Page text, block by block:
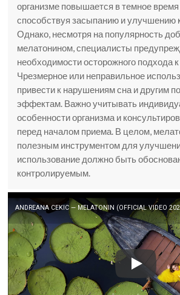
организме повышается в темное время
способствуя засыпанию и улучшению
Однако, несмотря на популярность
мелатонином, специалисты
необходимости осторожного подхода
Чрезмерное или неправильное
привести к нарушениям сна и другим
эффектам. Важно учитывать
особенности организма и
перед началом приема. В целом,
полезным инструментом для
использование должно быть
контролируемым.
ANDREANA CEKIC — MELATONIN (OFFICIAL VIDEO